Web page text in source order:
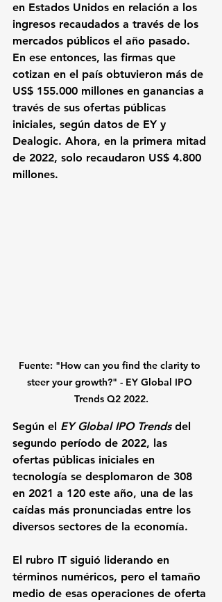
en Estados Unidos en relación a los
ingresos recaudados a través de los
mercados públicos el año pasado.
En ese entonces, las firmas que
cotizan en el país obtuvieron más de
US$ 155.000 millones en ganancias a
través de sus ofertas públicas
iniciales, según datos de EY y
Dealogic. Ahora, en la primera mitad
de 2022, solo recaudaron US$ 4.800
millones.
Fuente: "How can you find the clarity to
steer your growth?" - EY Global IPO
Trends Q2 2022.
Según el EY Global IPO Trends del
segundo período de 2022, las
ofertas públicas iniciales en
tecnología se desplomaron de 308
en 2021 a 120 este año, una de las
caídas más pronunciadas entre los
diversos sectores de la economía.
El rubro IT siguió liderando en
términos numéricos, pero el tamaño
medio de esas operaciones de oferta